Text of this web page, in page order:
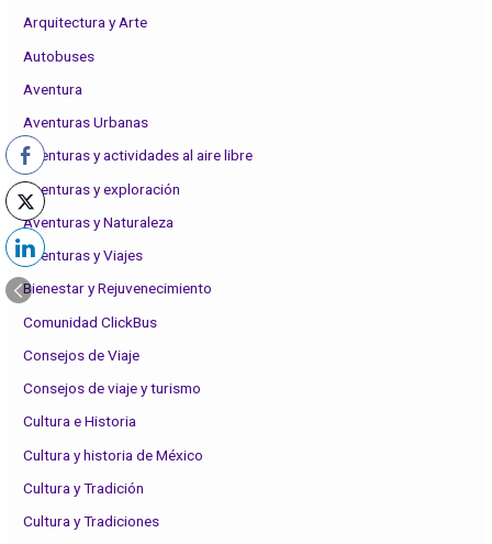
Arquitectura y Arte
Autobuses
Aventura
Aventuras Urbanas
Aventuras y actividades al aire libre
Aventuras y exploración
Aventuras y Naturaleza
Aventuras y Viajes
Bienestar y Rejuvenecimiento
Comunidad ClickBus
Consejos de Viaje
Consejos de viaje y turismo
Cultura e Historia
Cultura y historia de México
Cultura y Tradición
Cultura y Tradiciones